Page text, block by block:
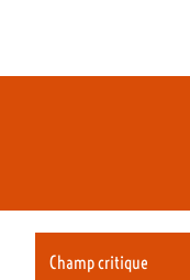
Champ critique